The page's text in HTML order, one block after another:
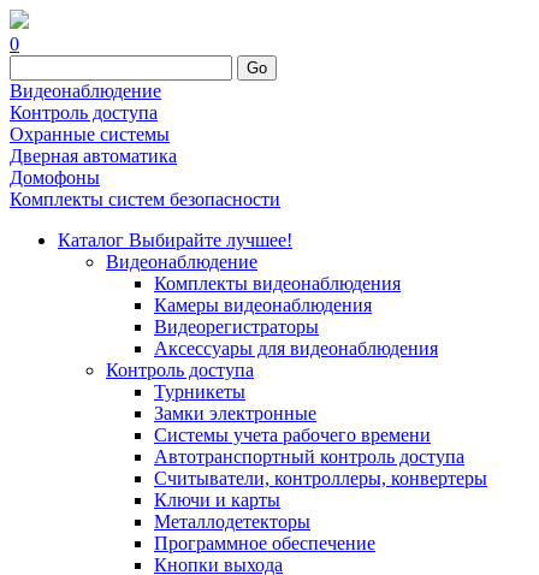
0
Go
Видеонаблюдение
Контроль доступа
Охранные системы
Дверная автоматика
Домофоны
Комплекты систем безопасности
Каталог Выбирайте лучшее!
Видеонаблюдение
Комплекты видеонаблюдения
Камеры видеонаблюдения
Видеорегистраторы
Аксессуары для видеонаблюдения
Контроль доступа
Турникеты
Замки электронные
Системы учета рабочего времени
Автотранспортный контроль доступа
Считыватели, контроллеры, конвертеры
Ключи и карты
Металлодетекторы
Программное обеспечение
Кнопки выхода